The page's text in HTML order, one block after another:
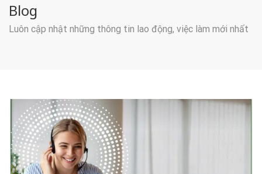
Blog
Luôn cập nhật những thông tin lao động, việc làm mới nhất